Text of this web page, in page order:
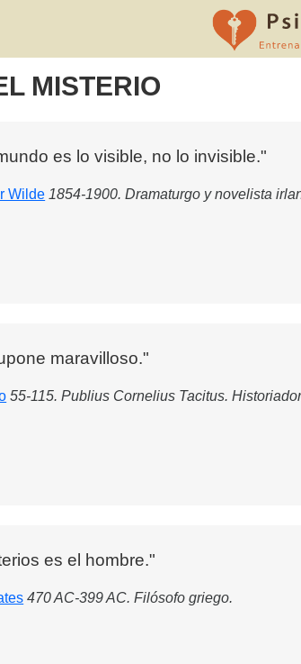
MISTERIO
es lo visible, no lo invisible."
Wilde 1854-1900. Dramaturgo y novelista
maravilloso."
55-115. Publius Cornelius Tacitus.
es el hombre."
470 AC-399 AC. Filósofo griego.